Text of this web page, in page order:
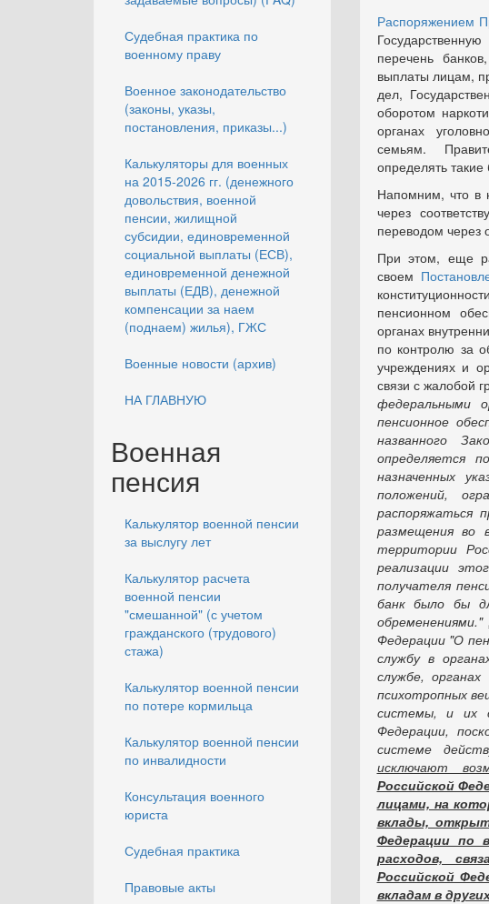
Судебная практика по
военному праву
Военное законодательство
(законы, указы,
постановления, приказы...)
Калькуляторы для военных
на 2015-2026 гг. (денежного
довольствия, военной
пенсии, жилищной
субсидии, единовременной
социальной выплаты (ЕСВ),
единовременной денежной
выплаты (ЕДВ), денежной
компенсации за наем
(поднаем) жилья), ГЖС
Военные новости (архив)
НА ГЛАВНУЮ
Военная
пенсия
Калькулятор военной пенсии
за выслугу лет
Калькулятор расчета
военной пенсии
"смешанной" (с учетом
гражданского (трудового)
стажа)
Калькулятор военной пенсии
по потере кормильца
Калькулятор военной пенсии
по инвалидности
Консультация военного
юриста
Судебная практика
Правовые акты
Распоряжением
перечень
выплаты лицам,
дел,
оборотом
органах
семьям.
определять
Напомним, что в
через
переводом через
При этом, еще
своем
пенсионном
органах
по контролю за
учреждениях и
связи с жалобой
федеральными
пенсионное
названного
определяется
назначенных
положений,
распоряжаться
размещения во
территории
реализации
получателя
банк было бы
обременениями."
Федерации "О
службу в
службе,
психотропных
системы, и их
Федерации,
системе
исключают
Российской
лицами, на
вклады,
Федерации по
расходов,
Российской
вкладам в